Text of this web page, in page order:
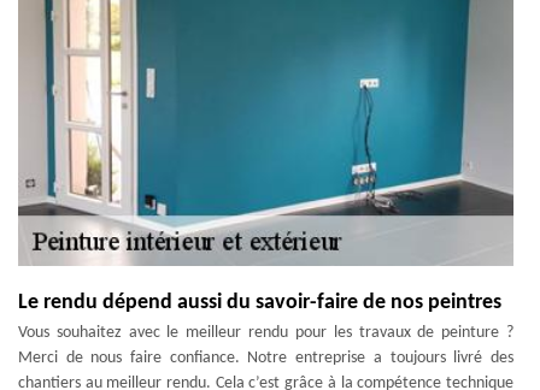
Le rendu dépend aussi du savoir-faire de nos peintres
Vous souhaitez avec le meilleur rendu pour les travaux de peinture ?
Merci de nous faire confiance. Notre entreprise a toujours livré des
chantiers au meilleur rendu. Cela c’est grâce à la compétence technique